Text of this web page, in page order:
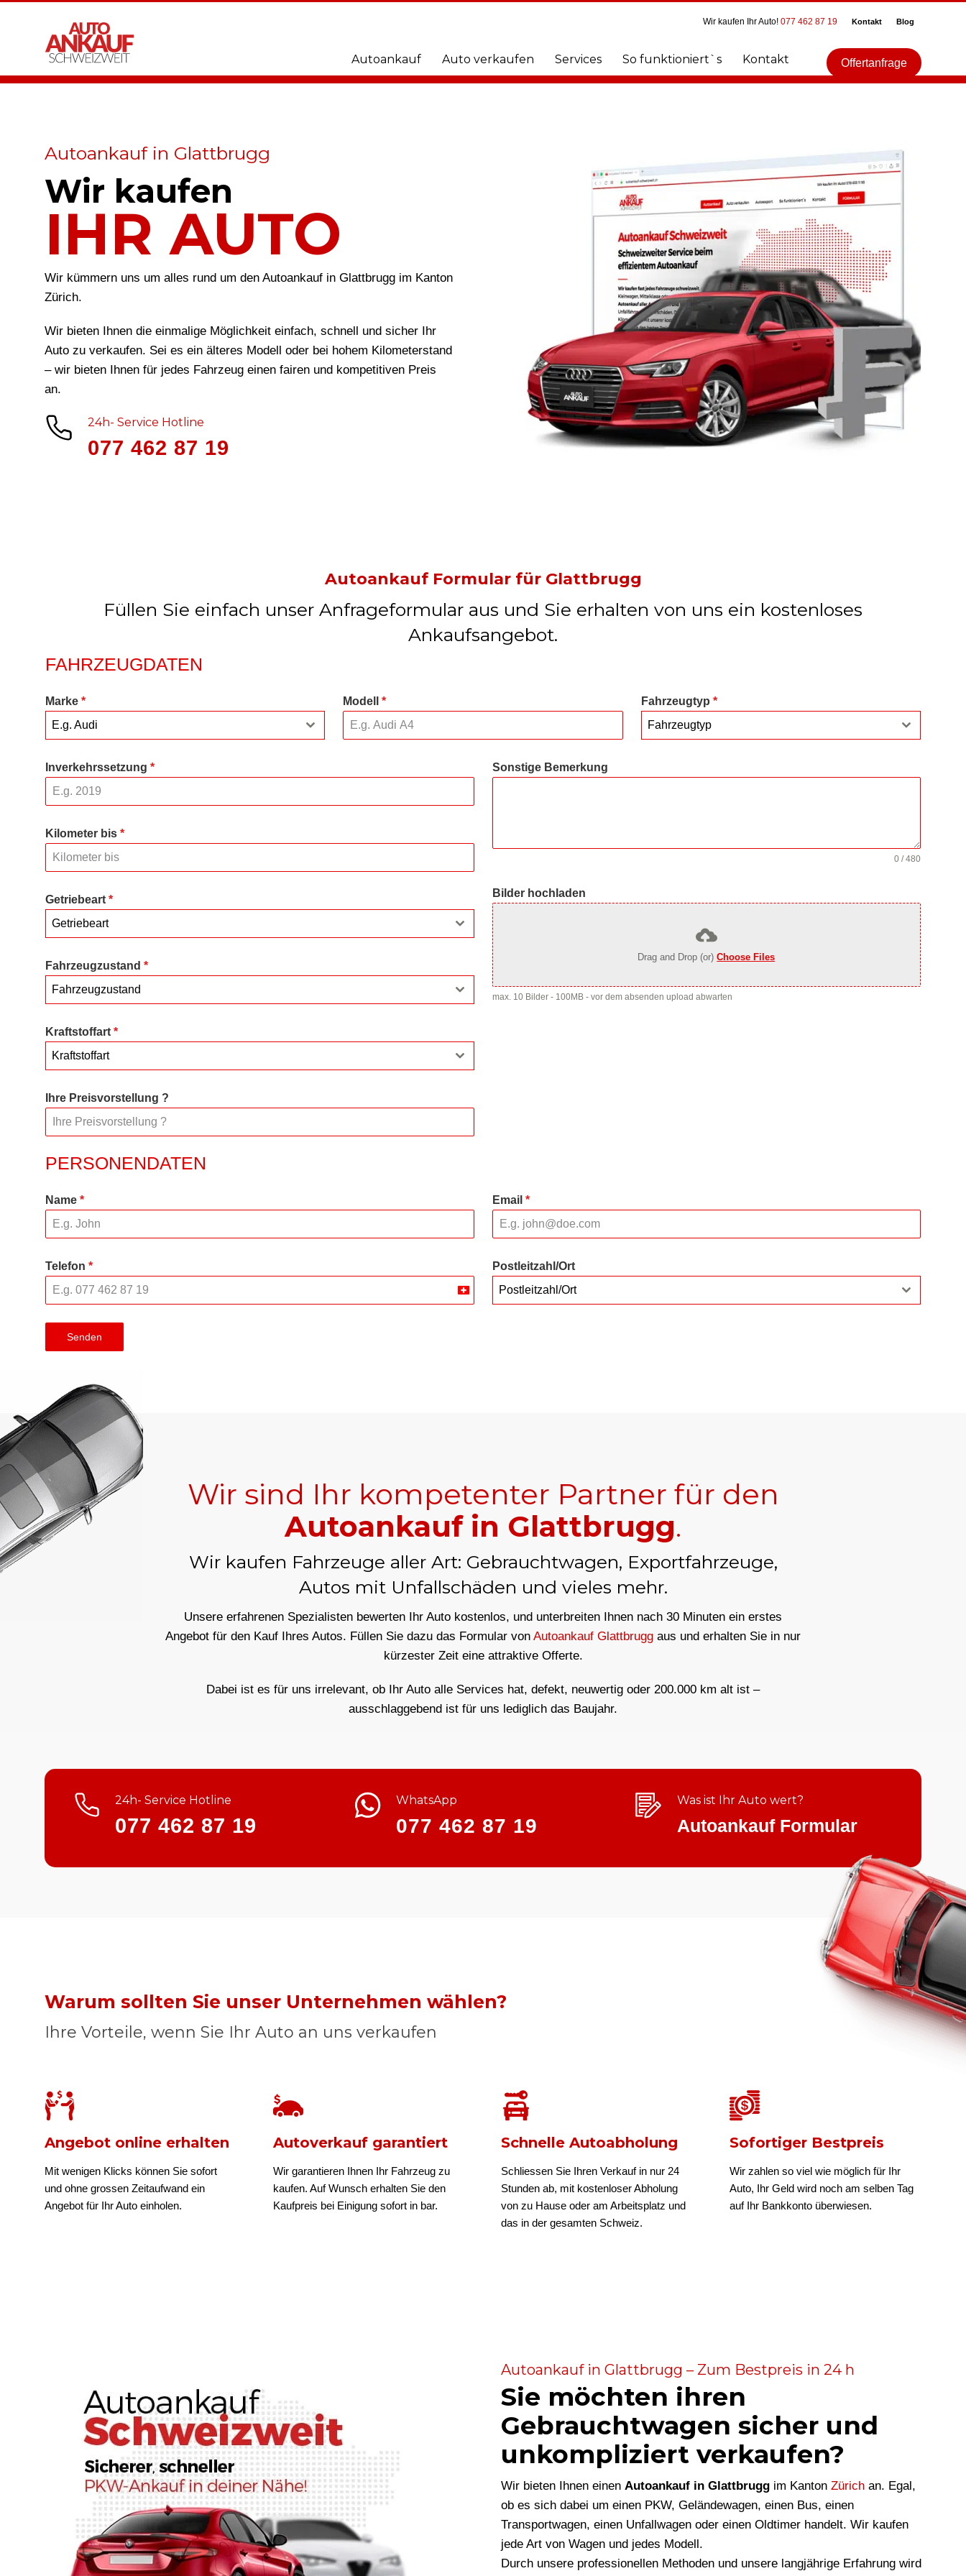
Wir kaufen Ihr Auto! 077 462 87 19 Kontakt Blog
Autoankauf Auto verkaufen Services So funktioniert`s Kontakt Offertanfrage
Autoankauf in Glattbrugg
Wir kaufen
IHR AUTO
Wir kümmern uns um alles rund um den Autoankauf in Glattbrugg im Kanton
Zürich.
Wir bieten Ihnen die einmalige Möglichkeit einfach, schnell und sicher Ihr
Auto zu verkaufen. Sei es ein älteres Modell oder bei hohem Kilometerstand
– wir bieten Ihnen für jedes Fahrzeug einen fairen und kompetitiven Preis
an.
24h- Service Hotline
077 462 87 19
Autoankauf Formular für Glattbrugg
Füllen Sie einfach unser Anfrageformular aus und Sie erhalten von uns ein kostenloses
Ankaufsangebot.
FAHRZEUGDATEN
Marke *
E.g. Audi
Modell* Fahrzeugtyp *
Fahrzeugtyp
Inverkehrssetzung *
Kilometer bis *
Getriebeart *
Getriebeart
Fahrzeugzustand *
Fahrzeugzustand
Kraftstoffart *
Kraftstoffart
Ihre Preisvorstellung ?
Sonstige Bemerkung
0 / 480
Bilder hochladen
Drag and Drop (or)Choose Files
max. 10 Bilder - 100MB - vor dem absenden upload abwarten
PERSONENDATEN
Name * Email *
Telefon *
Switzerland
Postleitzahl/Ort
Postleitzahl/Ort
Senden
Wir sind Ihr kompetenter Partner für den
Autoankauf in Glattbrugg.
Wir kaufen Fahrzeuge aller Art: Gebrauchtwagen, Exportfahrzeuge,
Autos mit Unfallschäden und vieles mehr.
Unsere erfahrenen Spezialisten bewerten Ihr Auto kostenlos, und unterbreiten Ihnen nach 30 Minuten ein erstes
Angebot für den Kauf Ihres Autos. Füllen Sie dazu das Formular von Autoankauf Glattbrugg aus und erhalten Sie in nur
kürzester Zeit eine attraktive Offerte.
Dabei ist es für uns irrelevant, ob Ihr Auto alle Services hat, defekt, neuwertig oder 200.000 km alt ist –
ausschlaggebend ist für uns lediglich das Baujahr.
24h- Service Hotline
077 462 87 19
WhatsApp
077 462 87 19
Was ist Ihr Auto wert?
Autoankauf Formular
Warum sollten Sie unser Unternehmen wählen?
Ihre Vorteile, wenn Sie Ihr Auto an uns verkaufen
Angebot online erhalten
Mit wenigen Klicks können Sie sofort
und ohne grossen Zeitaufwand ein
Angebot für Ihr Auto einholen.
Autoverkauf garantiert
Wir garantieren Ihnen Ihr Fahrzeug zu
kaufen. Auf Wunsch erhalten Sie den
Kaufpreis bei Einigung sofort in bar.
Schnelle Autoabholung
Schliessen Sie Ihren Verkauf in nur 24
Stunden ab, mit kostenloser Abholung
von zu Hause oder am Arbeitsplatz und
das in der gesamten Schweiz.
Sofortiger Bestpreis
Wir zahlen so viel wie möglich für Ihr
Auto, Ihr Geld wird noch am selben Tag
auf Ihr Bankkonto überwiesen.
Autoankauf in Glattbrugg – Zum Bestpreis in 24 h
Sie möchten ihren
Gebrauchtwagen sicher und
unkompliziert verkaufen?
Wir bieten Ihnen einen Autoankauf in Glattbrugg im Kanton Zürich an. Egal,
ob es sich dabei um einen PKW, Geländewagen, einen Bus, einen
Transportwagen, einen Unfallwagen oder einen Oldtimer handelt. Wir kaufen
jede Art von Wagen und jedes Modell.
Durch unsere professionellen Methoden und unsere langjährige Erfahrung wird